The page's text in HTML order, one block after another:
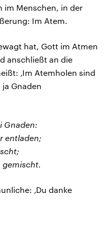
im Menschen, in der
Im Atem.
hat, Gott im Atmen
anschließt an die
‚Im Atemholen sind
Gnaden
Gnaden:
entladen;
gemischt.
‚Du danke